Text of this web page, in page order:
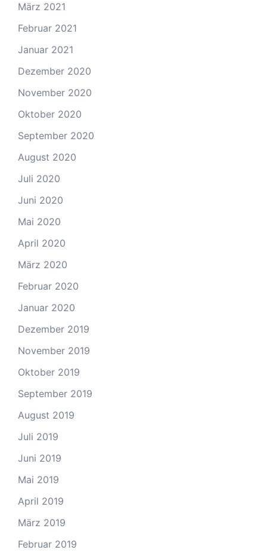
März 2021
Februar 2021
Januar 2021
Dezember 2020
November 2020
Oktober 2020
September 2020
August 2020
Juli 2020
Juni 2020
Mai 2020
April 2020
März 2020
Februar 2020
Januar 2020
Dezember 2019
November 2019
Oktober 2019
September 2019
August 2019
Juli 2019
Juni 2019
Mai 2019
April 2019
März 2019
Februar 2019